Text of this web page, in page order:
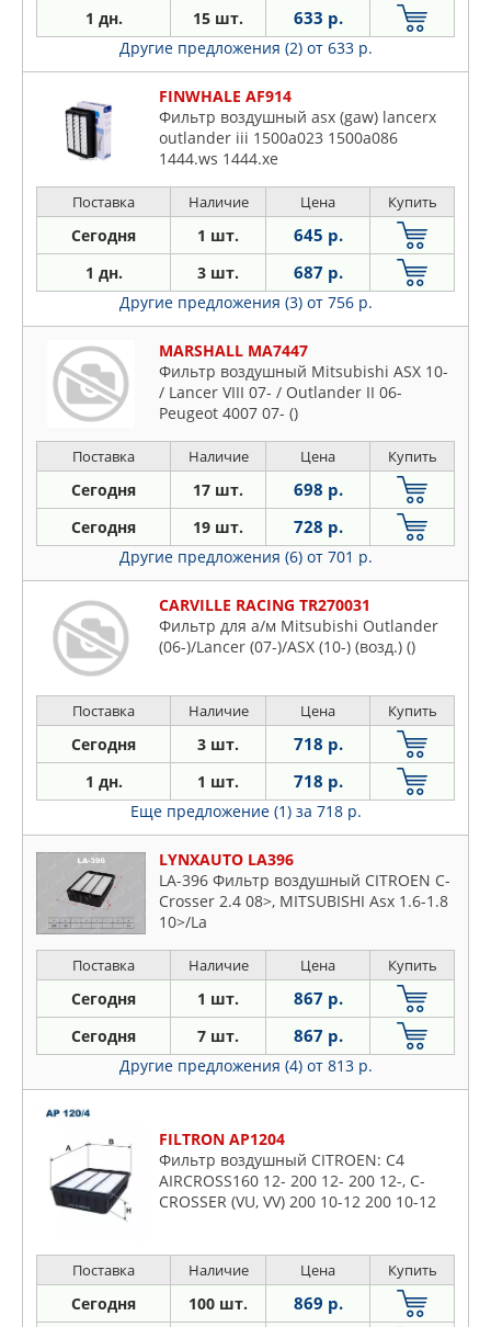
1 дн. 15 шт. 633 р.
Другие предложения (2) от 633 р.
FINWHALE AF914
Фильтр воздушный asx (gaw) lancerx
outlander iii 1500a023 1500a086
1444.ws 1444.xe
Поставка Наличие Цена Купить
Сегодня 1 шт. 645 р.
1 дн. 3 шт. 687 р.
Другие предложения (3) от 756 р.
MARSHALL MA7447
Фильтр воздушный Mitsubishi ASX 10-
/ Lancer VIII 07- / Outlander II 06-
Peugeot 4007 07- ()
Поставка Наличие Цена Купить
Сегодня 17 шт. 698 р.
Сегодня 19 шт. 728 р.
Другие предложения (6) от 701 р.
CARVILLE RACING TR270031
Фильтр для а/м Mitsubishi Outlander
(06-)/Lancer (07-)/ASX (10-) (возд.) ()
Поставка Наличие Цена Купить
Сегодня 3 шт. 718 р.
1 дн. 1 шт. 718 р.
Еще предложение (1) за 718 р.
LYNXAUTO LA396
LA-396 Фильтр воздушный CITROEN C-
Crosser 2.4 08>, MITSUBISHI Asx 1.6-1.8
10>/La
Поставка Наличие Цена Купить
Сегодня 1 шт. 867 р.
Сегодня 7 шт. 867 р.
Другие предложения (4) от 813 р.
FILTRON AP1204
Фильтр воздушный CITROEN: C4
AIRCROSS160 12- 200 12- 200 12-, C-
CROSSER (VU, VV) 200 10-12 200 10-12
Поставка Наличие Цена Купить
Сегодня 100 шт. 869 р.